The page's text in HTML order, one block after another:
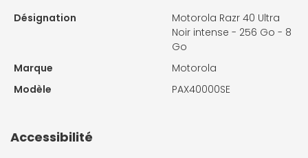
Désignation
Motorola Razr 40 Ultra
Noir intense - 256 Go - 8
Go
Marque
Motorola
Modèle
PAX40000SE
Accessibilité